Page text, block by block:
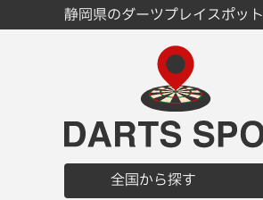
静岡県のダーツプレイスポット
全国から探す